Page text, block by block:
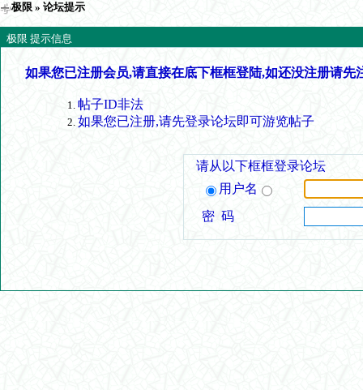
极限 » 论坛提示
极限 提示信息
如果您已注册会员,请直接在底下框框登陆,如还没注册请先
帖子ID非法
如果您已注册,请先登录论坛即可游览帖子
请从以下框框登录论坛
用户名
密 码